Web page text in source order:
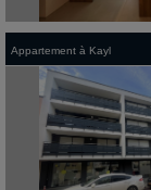
Appartement à Kayl